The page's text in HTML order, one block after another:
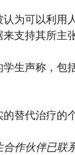
认为可以利用
支持其所主
学生声称，包
替代治疗的
作伙伴已联